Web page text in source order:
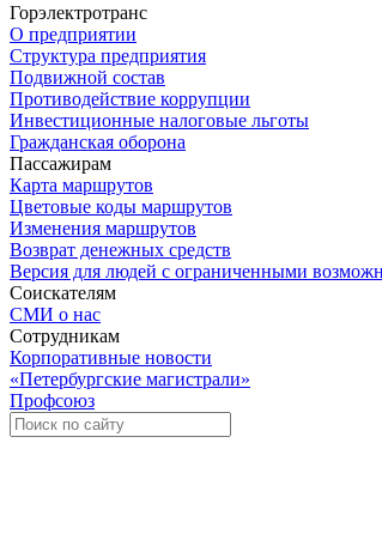
Горэлектротранс
О предприятии
Структура предприятия
Подвижной состав
Противодействие коррупции
Инвестиционные налоговые льготы
Гражданская оборона
Пассажирам
Карта маршрутов
Цветовые коды маршрутов
Изменения маршрутов
Возврат денежных средств
Версия для людей с ограниченными
Соискателям
СМИ о нас
Сотрудникам
Корпоративные новости
«Петербургские магистрали»
Профсоюз